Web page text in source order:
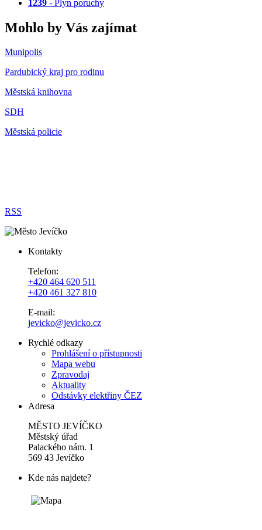
1239 - Plyn poruchy
Mohlo by Vás zajímat
Munipolis
Pardubický kraj pro rodinu
Městská knihovna
SDH
Městská policie
RSS
Kontakty
Telefon:
+420 464 620 511
+420 461 327 810
E-mail:
jevicko@jevicko.cz
Rychlé odkazy
Prohlášení o přístupnosti
Mapa webu
Zpravodaj
Aktuality
Odstávky elektřiny ČEZ
Adresa
MĚSTO JEVÍČKO
Městský úřad
Palackého nám. 1
569 43 Jevíčko
Kde nás najdete?